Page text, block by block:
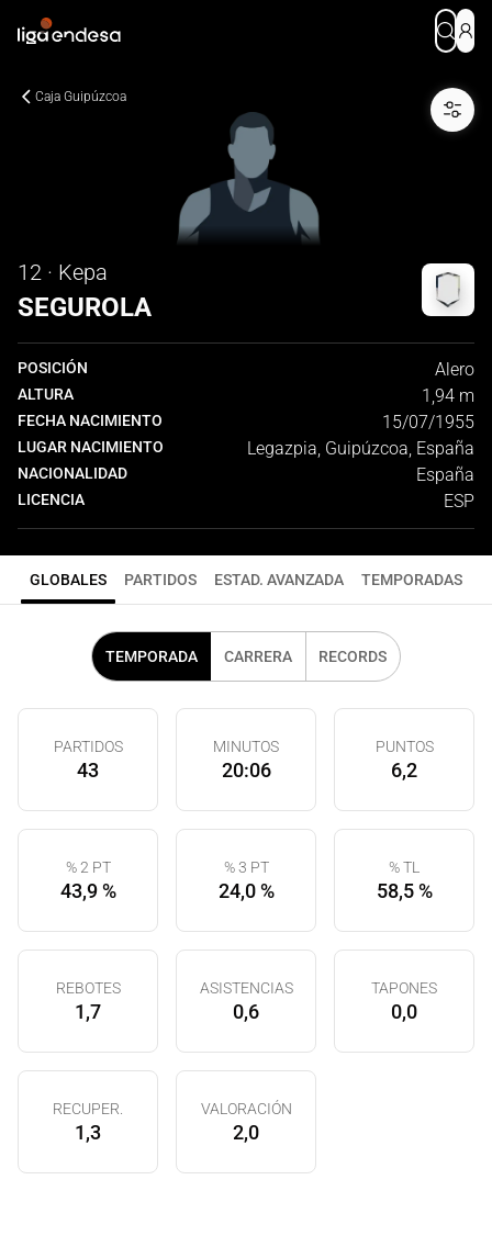
Caja Guipúzcoa
12 · Kepa
SEGUROLA
POSICIÓN Alero
ALTURA 1,94 m
FECHA NACIMIENTO 15/07/1955
LUGAR NACIMIENTO Legazpia, Guipúzcoa, España
NACIONALIDAD España
LICENCIA ESP
GLOBALES PARTIDOS ESTAD. AVANZADA TEMPORADAS
TEMPORADA CARRERA RECORDS
PARTIDOS
43
MINUTOS
20:06
PUNTOS
6,2
% 2 PT
43,9 %
% 3 PT
24,0 %
% TL
58,5 %
REBOTES
1,7
ASISTENCIAS
0,6
TAPONES
0,0
RECUPER.
1,3
VALORACIÓN
2,0